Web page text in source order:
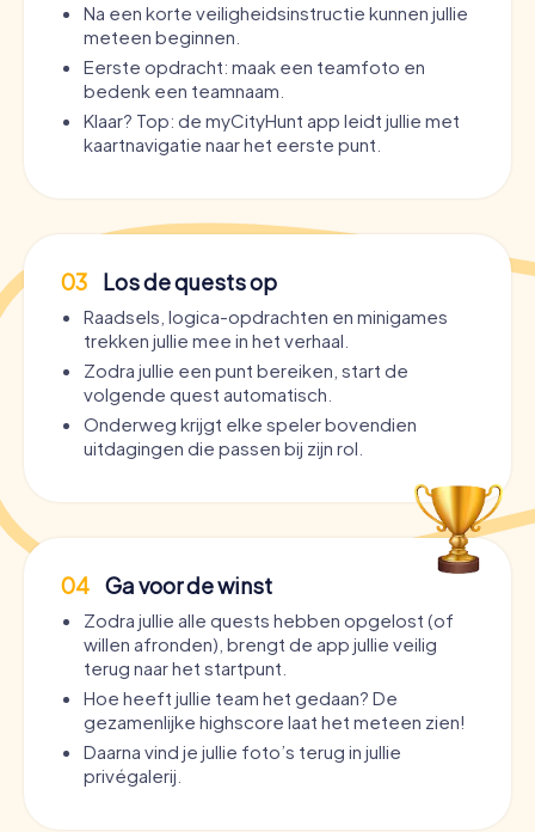
Na een korte veiligheidsinstructie kunnen jullie
meteen beginnen.
Eerste opdracht: maak een teamfoto en
bedenk een teamnaam.
Klaar? Top: de myCityHunt app leidt jullie met
kaartnavigatie naar het eerste punt.
03 Los de quests op
Raadsels, logica-opdrachten en minigames
trekken jullie mee in het verhaal.
Zodra jullie een punt bereiken, start de
volgende quest automatisch.
Onderweg krijgt elke speler bovendien
uitdagingen die passen bij zijn rol.
04 Ga voor de winst
Zodra jullie alle quests hebben opgelost (of
willen afronden), brengt de app jullie veilig
terug naar het startpunt.
Hoe heeft jullie team het gedaan? De
gezamenlijke highscore laat het meteen zien!
Daarna vind je jullie foto’s terug in jullie
privégalerij.